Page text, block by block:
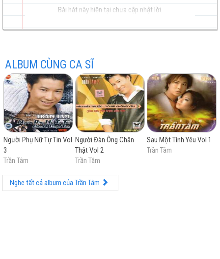
hay
nhất
Bài hát này hiện tại chưa cập nhật lời.
ALBUM CÙNG CA SĨ
Người Phụ Nữ Tự Tin Vol
3
Trần Tâm
Người Đàn Ông Chân
Thật Vol 2
Trần Tâm
Sau Một Tình Yêu Vol 1
Trần Tâm
Nghe tất cả album của Trần Tâm